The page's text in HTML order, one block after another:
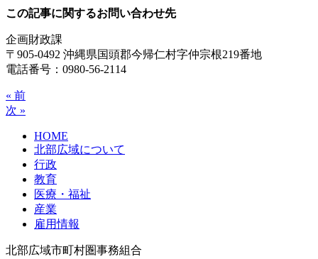
この記事に関するお問い合わせ先
企画財政課
〒905-0492 沖縄県国頭郡今帰仁村字仲宗根219番地
電話番号：0980-56-2114
« 前
次 »
HOME
北部広域について
行政
教育
医療・福祉
産業
雇用情報
北部広域市町村圏事務組合